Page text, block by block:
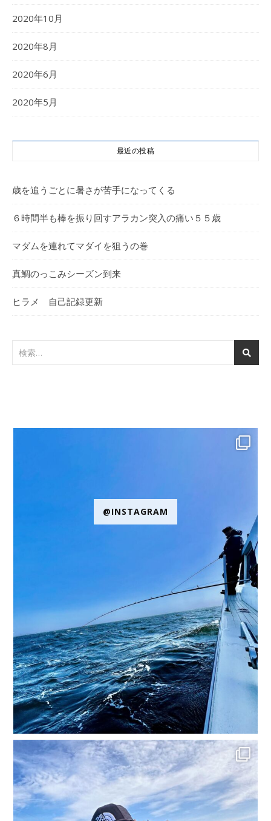
2020年10月
2020年8月
2020年6月
2020年5月
最近の投稿
歳を追うごとに暑さが苦手になってくる
６時間半も棒を振り回すアラカン突入の痛い５５歳
マダムを連れてマダイを狙うの巻
真鯛のっこみシーズン到来
ヒラメ 自己記録更新
@INSTAGRAM